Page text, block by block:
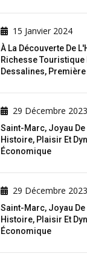
15 Janvier 2024
À La Découverte De
Richesse Touristique
Dessalines, Première
29 Décembre 2023
Saint-Marc, Joyau
Histoire, Plaisir Et
Économique
29 Décembre 2023
Saint-Marc, Joyau
Histoire, Plaisir Et
Économique